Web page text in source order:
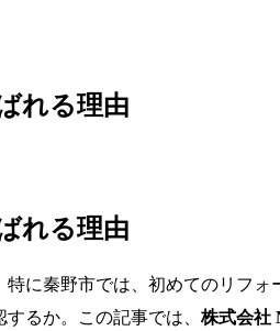
れる理由
れる理由
に秦野市では、初めてのリフ
るか。この記事では、 株式会社